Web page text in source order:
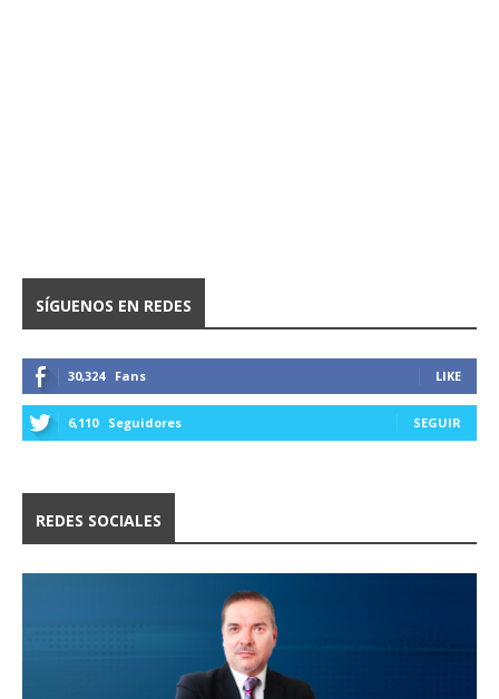
SÍGUENOS EN REDES
30,324 Fans LIKE
6,110 Seguidores SEGUIR
REDES SOCIALES